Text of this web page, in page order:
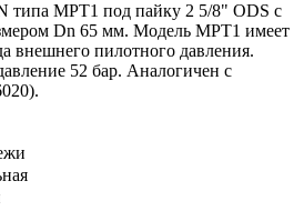
типа MPT1 под пайку 2 5/8" ODS с
Dn 65 мм. Модель MPT1 имеет
внешнего пилотного давления.
52 бар. Аналогичен с